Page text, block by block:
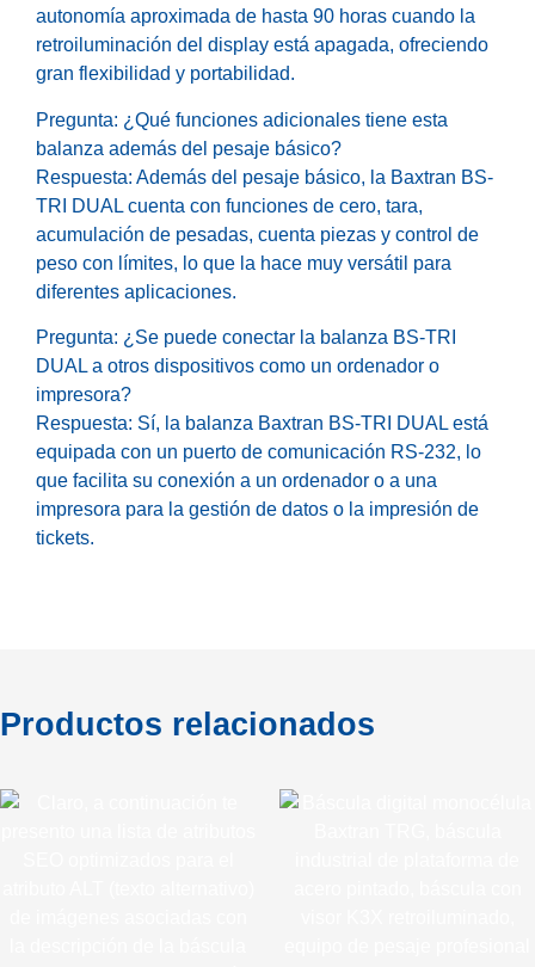
autonomía aproximada de hasta 90 horas cuando la
retroiluminación del display está apagada, ofreciendo
gran flexibilidad y portabilidad.
Pregunta: ¿Qué funciones adicionales tiene esta
balanza además del pesaje básico?
Respuesta: Además del pesaje básico, la Baxtran BS-
TRI DUAL cuenta con funciones de cero, tara,
acumulación de pesadas, cuenta piezas y control de
peso con límites, lo que la hace muy versátil para
diferentes aplicaciones.
Pregunta: ¿Se puede conectar la balanza BS-TRI
DUAL a otros dispositivos como un ordenador o
impresora?
Respuesta: Sí, la balanza Baxtran BS-TRI DUAL está
equipada con un puerto de comunicación RS-232, lo
que facilita su conexión a un ordenador o a una
impresora para la gestión de datos o la impresión de
tickets.
Productos relacionados